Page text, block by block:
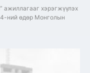
ажиллагааг хэрэгжүүлэх
ний өдөр Монголын